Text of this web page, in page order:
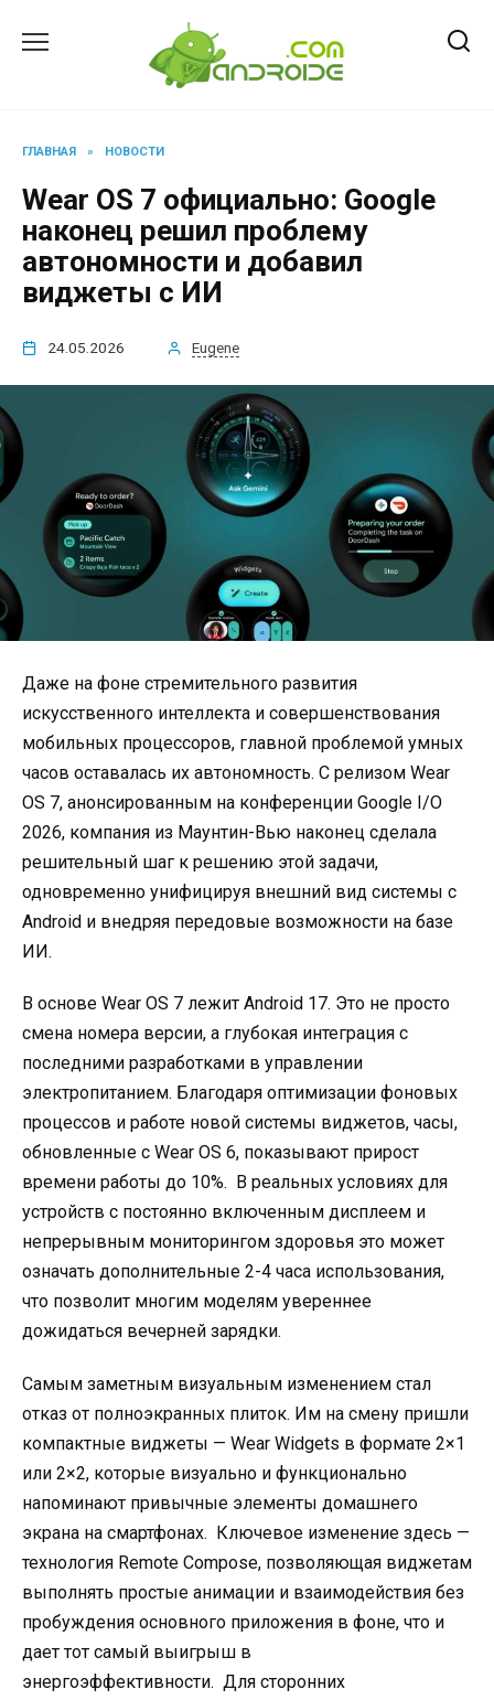
ГЛАВНАЯ » НОВОСТИ
Wear OS 7 официально: Google
наконец решил проблему
автономности и добавил
виджеты с ИИ
24.05.2026 Eugene
Даже на фоне стремительного развития
искусственного интеллекта и совершенствования
мобильных процессоров, главной проблемой умных
часов оставалась их автономность. С релизом Wear
OS 7, анонсированным на конференции Google I/O
2026, компания из Маунтин-Вью наконец сделала
решительный шаг к решению этой задачи,
одновременно унифицируя внешний вид системы с
Android и внедряя передовые возможности на базе
ИИ.
В основе Wear OS 7 лежит Android 17. Это не просто
смена номера версии, а глубокая интеграция с
последними разработками в управлении
электропитанием. Благодаря оптимизации фоновых
процессов и работе новой системы виджетов, часы,
обновленные с Wear OS 6, показывают прирост
времени работы до 10%.
В реальных условиях для
устройств с постоянно включенным дисплеем и
непрерывным мониторингом здоровья это может
означать дополнительные 2-4 часа использования,
что позволит многим моделям увереннее
дожидаться вечерней зарядки.
Самым заметным визуальным изменением стал
отказ от полноэкранных плиток. Им на смену пришли
компактные виджеты — Wear Widgets в формате 2×1
или 2×2, которые визуально и функционально
напоминают привычные элементы домашнего
экрана на смартфонах.
Ключевое изменение здесь —
технология Remote Compose, позволяющая виджетам
выполнять простые анимации и взаимодействия без
пробуждения основного приложения в фоне, что и
дает тот самый выигрыш в
энергоэффективности. Для сторонних